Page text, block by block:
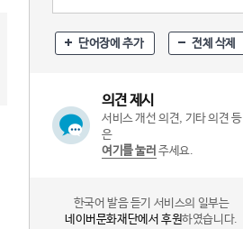
단어장에 추가 전체 삭제
의견 제시
서비스 개선 의견, 기타 의견 등
은
여기를 눌러 주세요.
한국어 발음 듣기 서비스의 일부는
네이버문화재단에서 후원하였습니다.